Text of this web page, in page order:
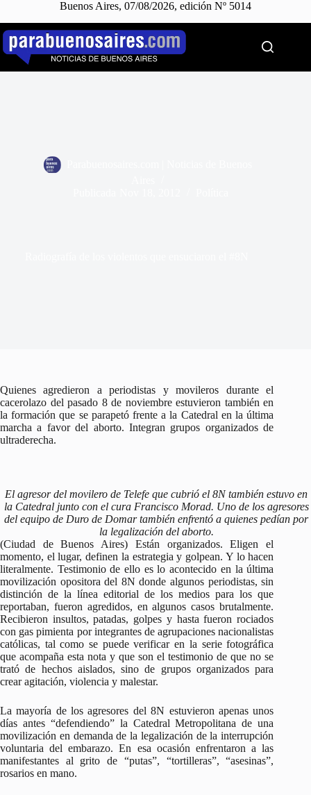
Buenos Aires, 07/08/2026, edición Nº 5014
Saltar
contenido
Quienes agredieron a periodistas y movileros durante el
cacerolazo del pasado 8 de noviembre estuvieron también en
la formación que se parapetó frente a la Catedral en la última
marcha a favor del aborto. Integran grupos organizados de
ultraderecha.
El agresor del movilero de Telefe que cubrió el 8N también estuvo en
la Catedral junto con el cura Francisco Morad. Uno de los agresores
del equipo de Duro de Domar también enfrentó a quienes pedían por
la legalización del aborto.
(Ciudad de Buenos Aires) Están organizados. Eligen el
momento, el lugar, definen la estrategia y golpean. Y lo hacen
literalmente. Testimonio de ello es lo acontecido en la última
movilización opositora del 8N donde algunos periodistas, sin
distinción de la línea editorial de los medios para los que
reportaban, fueron agredidos, en algunos casos brutalmente.
Recibieron insultos, patadas, golpes y hasta fueron rociados
con gas pimienta por integrantes de agrupaciones nacionalistas
católicas, tal como se puede verificar en la serie fotográfica
que acompaña esta nota y que son el testimonio de que no se
trató de hechos aislados, sino de grupos organizados para
crear agitación, violencia y malestar.
La mayoría de los agresores del 8N estuvieron apenas unos
días antes “defendiendo” la Catedral Metropolitana de una
movilización en demanda de la legalización de la interrupción
voluntaria del embarazo. En esa ocasión enfrentaron a las
manifestantes al grito de “putas”, “tortilleras”, “asesinas”,
rosarios en mano.